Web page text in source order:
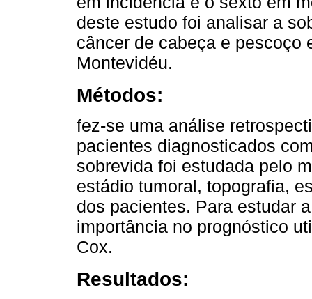
deste estudo foi analisar a
câncer de cabeça e pescoço
Montevidéu.
Métodos:
fez-se uma análise
pacientes diagnosticados
sobrevida foi estudada pelo
estádio tumoral, topografia,
dos pacientes. Para estudar
importância no prognóstico
Cox.
Resultados: